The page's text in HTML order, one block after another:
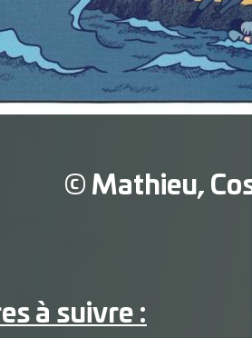
© Mathieu,
à suivre :